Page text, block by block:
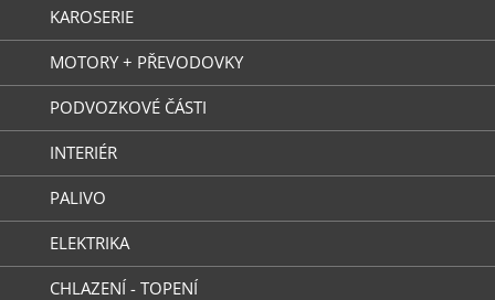
KAROSERIE
MOTORY + PŘEVODOVKY
PODVOZKOVÉ ČÁSTI
INTERIÉR
PALIVO
ELEKTRIKA
CHLAZENÍ - TOPENÍ